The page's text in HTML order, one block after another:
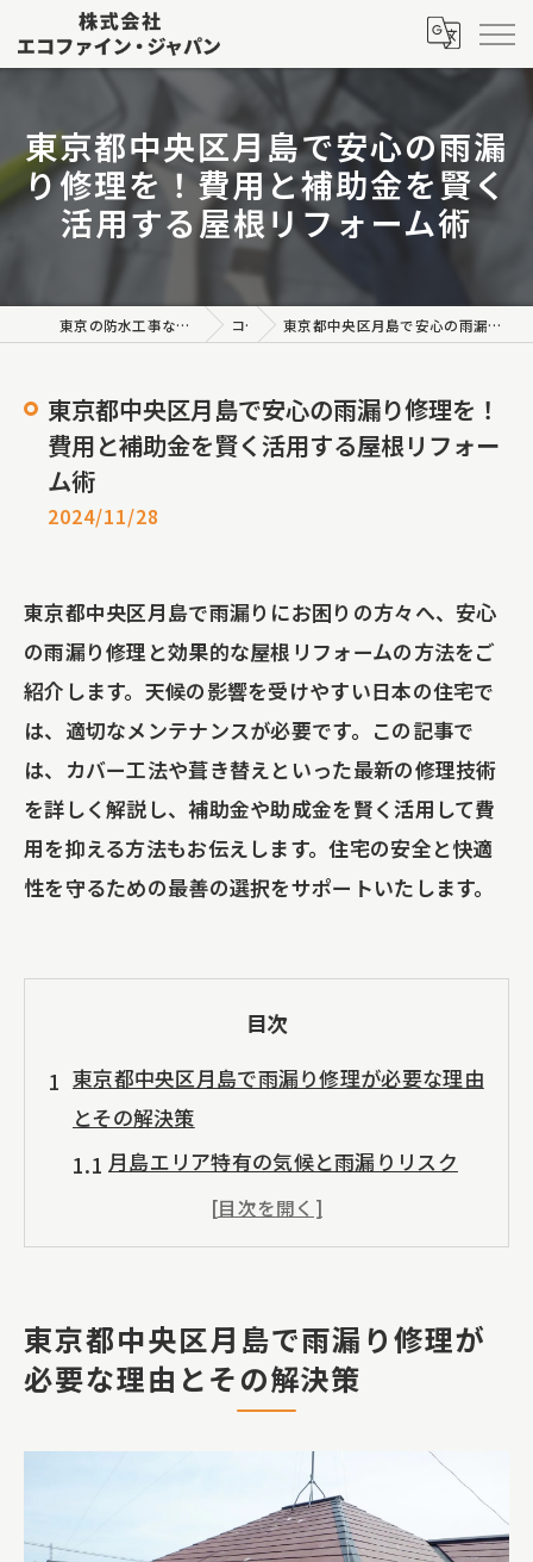
東京都中央区月島で安心の雨漏
り修理を！費用と補助金を賢く
活用する屋根リフォーム術
東京の防水工事なら株式会社エコファイン・ジャパン コラム 東京都中央区月島で安心の雨漏り修理を！費用と補助金を賢く活用する屋根リフォーム術
東京都中央区月島で安心の雨漏り修理を！
費用と補助金を賢く活用する屋根リフォー
ム術
2024/11/28
東京都中央区月島で雨漏りにお困りの方々へ、安心
の雨漏り修理と効果的な屋根リフォームの方法をご
紹介します。天候の影響を受けやすい日本の住宅で
は、適切なメンテナンスが必要です。この記事で
は、カバー工法や葺き替えといった最新の修理技術
を詳しく解説し、補助金や助成金を賢く活用して費
用を抑える方法もお伝えします。住宅の安全と快適
性を守るための最善の選択をサポートいたします。
目次
東京都中央区月島で雨漏り修理が必要な理由
とその解決策
月島エリア特有の気候と雨漏りリスク
雨漏りが建物に及ぼす影響とその深刻さ
迅速な雨漏り修理が求められる理由
ト
適切な修理方法を選ぶための基準
月島で信頼できる雨漏り修理業者の探し
方
雨漏り修理の新技術カバー工法がもたらすメ
リット
東京都中央区月島で雨漏り修理が
必要な理由とその解決策